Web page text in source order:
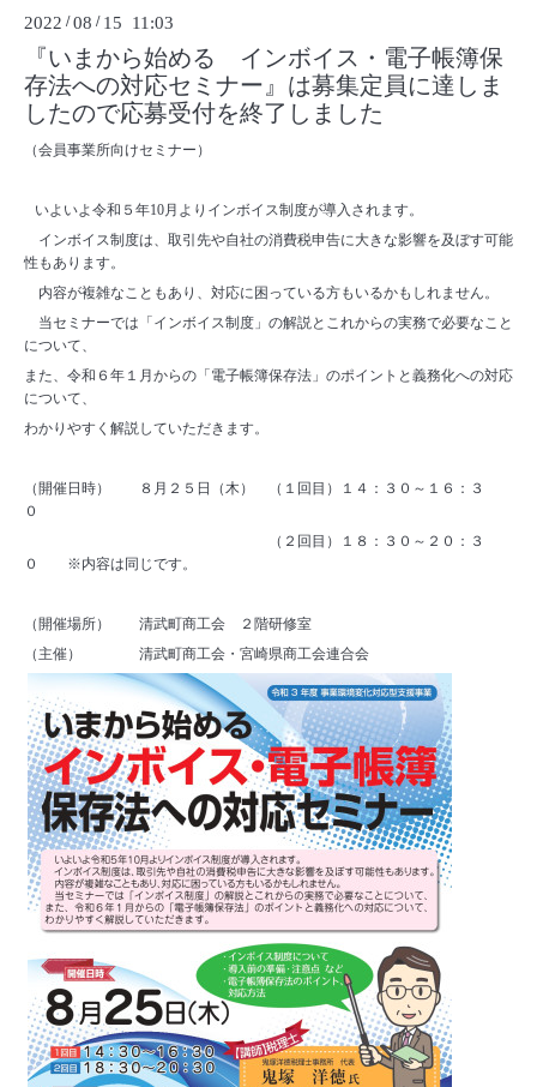
2022 /08 / 15 11:03
『いまから始める インボイス・電子帳簿保
存法への対応セミナー』は募集定員に達しま
したので応募受付を終了しました
（会員事業所向けセミナー）
いよいよ令和５年10月よりインボイス制度が導入されます。
インボイス制度は、取引先や自社の消費税申告に大きな影響を及ぼす可能
性もあります。
内容が複雑なこともあり、対応に困っている方もいるかもしれません。
当セミナーでは「インボイス制度」の解説とこれからの実務で必要なこと
について、
また、令和６年１月からの「電子帳簿保存法」のポイントと義務化への対応
について、
わかりやすく解説していただきます。
（開催日時） ８月２５日（木） （１回目）１４：３０～１６：３
０
（２回目）１８：３０～２０：３
０ ※内容は同じです。
（開催場所） 清武町商工会 ２階研修室
（主催） 清武町商工会・宮崎県商工会連合会